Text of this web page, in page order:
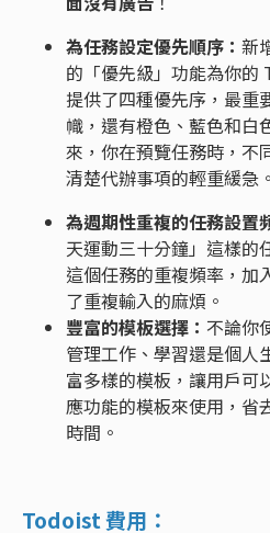
為任務設定優先順序： 新
的「優先級」功能為你
提供了四種優先序，最重
幟，還有橙色、藍色和白
來，你在預覽任務時，不
清楚代辦事項的輕重緩急。
為週期性重複的任務設置
天運動三十分鐘」這樣的
這個任務的重複頻率，加
了重複輸入的麻煩。
豐富的模板選擇： 不論你
管理工作、學習還是個
富多樣的模板，讓用戶可
應功能的模板來使用，省
時間。
Todoist 費用：